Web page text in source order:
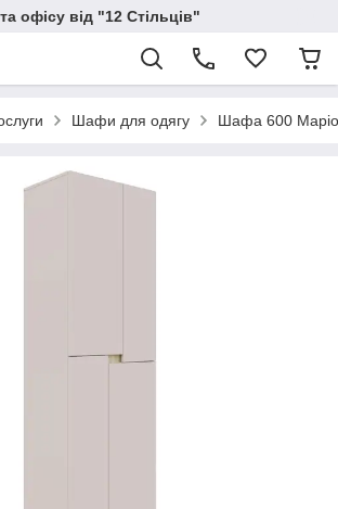
офісу від "12 Стільців"
Шафи для одягу Шафа 600 Маріо